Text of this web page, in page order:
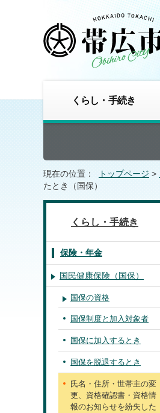
くらし・手続き
現在の位置： トップページ >
たとき（国保）
くらし・手続き
保険・年金
国民健康保険（国保）
国保の資格
国保制度と加入対象者
国保に加入するとき
国保を脱退するとき
氏名・住所・世帯主の変
更、資格確認書・資格情
報のお知らせを紛失した